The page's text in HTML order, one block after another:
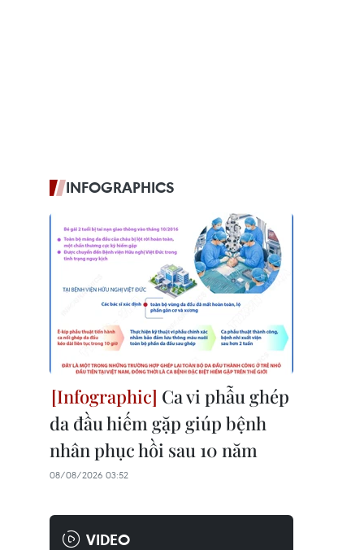
INFOGRAPHICS
Ca vi phẫu ghép
da đầu hiếm gặp giúp bệnh
nhân phục hồi sau 10 năm
08/08/2026 03:52
VIDEO